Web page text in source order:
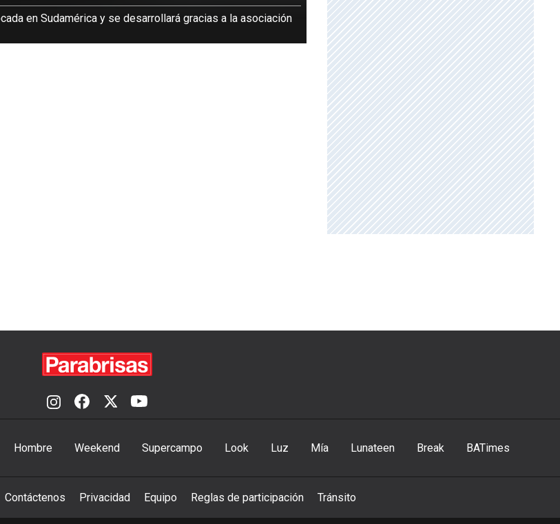
en Sudamérica y se desarrollará gracias a la asociación
Hombre Weekend Supercampo Look Luz Mía Lunateen Break BATimes
Contáctenos Privacidad Equipo Reglas de participación Tránsito